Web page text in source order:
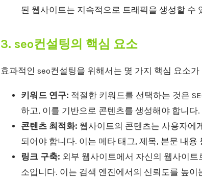
된 웹사이트는 지속적으로 트래픽을 생성할 수
3. seo컨설팅의 핵심 요소
효과적인 seo컨설팅을 위해서는 몇 가지 핵심 요소가
키워드 연구: 적절한 키워드를 선택하는 것은
하고, 이를 기반으로 콘텐츠를 생성해야 합니다.
콘텐츠 최적화: 웹사이트의 콘텐츠는 사용자에
되어야 합니다. 이는 메타 태그, 제목, 본문 내용
링크 구축: 외부 웹사이트에서 자신의 웹사이트
소입니다. 이는 검색 엔진에서의 신뢰도를 높이